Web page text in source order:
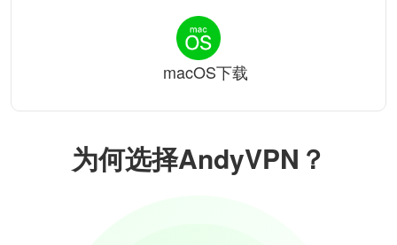
为何选择AndyVPN？
macOS下载